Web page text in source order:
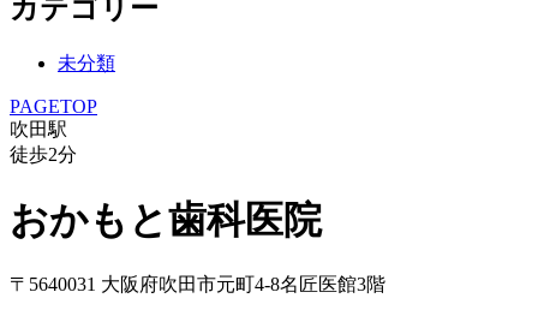
カテゴリー
未分類
PAGETOP
吹田駅
徒歩2分
おかもと歯科医院
〒5640031 大阪府吹田市元町4-8名匠医館3階